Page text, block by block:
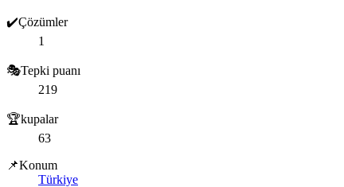
✔️Çözümler
1
🎭Tepki puanı
219
🏆kupalar
63
📌Konum
Türkiye